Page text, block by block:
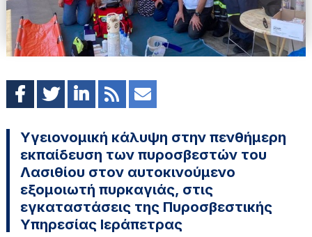
Υγειονομική κάλυψη στην πενθήμερη
εκπαίδευση των πυροσβεστών του
Λασιθίου στον αυτοκινούμενο
εξομοιωτή πυρκαγιάς, στις
εγκαταστάσεις της Πυροσβεστικής
Υπηρεσίας Ιεράπετρας